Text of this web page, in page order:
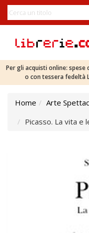
Per gli acquisti online: spese
o con tessera fedeltà
Home Arte
Picasso. La vita e